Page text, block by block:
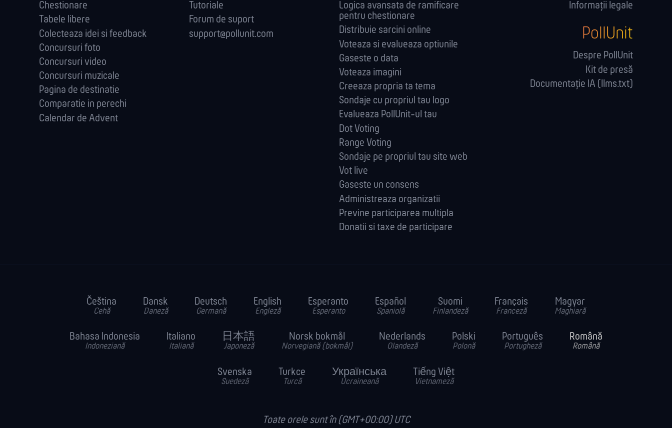
Chestionare
Tabele libere
Colecteaza idei si feedback
Concursuri foto
Concursuri video
Concursuri muzicale
Pagina de destinatie
Comparatie in perechi
Calendar de Advent
Tutoriale
Forum de suport
support@pollunit.com
Logica avansata de ramificare
pentru chestionare
Distribuie sarcini online
Voteaza si evalueaza optiunile
Gaseste o data
Voteaza imagini
Creeaza propria ta tema
Sondaje cu propriul tau logo
Evalueaza PollUnit-ul tau
Dot Voting
Range Voting
Sondaje pe propriul tau site web
Vot live
Gaseste un consens
Administreaza orga­nizatii
Previne participarea multipla
Donatii si taxe de participare
Informații legale
PollUnit
Despre PollUnit
Kit de presă
Documentație IA (llms.txt)
Čeština
Cehă
Dansk
Daneză
Deutsch
Germană
English
Engleză
Esperanto
Esperanto
Español
Spaniolă
Suomi
Finlandeză
Français
Franceză
Magyar
Maghiară
Bahasa Indonesia
Indoneziană
Italiano
Italiană
日本語
Japoneză
Norsk bokmål
Norvegiană (bokmål)
Nederlands
Olandeză
Polski
Polonă
Português
Portugheză
Română
Română
Svenska
Suedeză
Turkce
Turcă
Українська
Ucraineană
Tiếng Việt
Vietnameză
Toate orele sunt în (GMT+00:00) UTC